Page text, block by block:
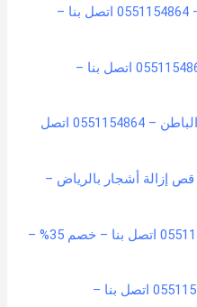
شركة تنظيف فرش بحفر الباطن – 0551154864 اتصل بنا –
شركة جلي بلاط بحفر الباطن – 0551154864 اتصل بنا –
شركة مكافحة النمل الابيض بحفر الباطن – 0551154864 اتصل
إزالة أشجار بالرياض –
شركة تنظيف كنب بحائل – 0551154864 اتصل بنا – خصم 35% –
شركة تنظيف سجاد بحائل – 0551154864 اتصل بنا –